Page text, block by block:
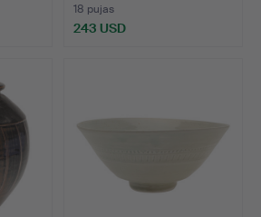
18 pujas
243 USD